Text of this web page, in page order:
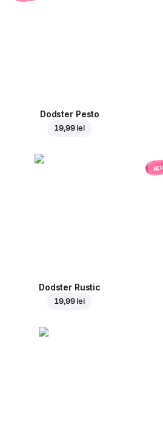
Dodster Pesto
19,99 lei
Dodster Rustic
19,99 lei